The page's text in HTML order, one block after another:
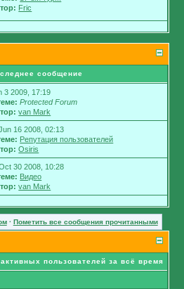
Fric
сообщение
3 2009, 17:19
Protected Forum
van Mark
16 2008, 02:13
Репутация пользователей
Osiris
30 2008, 10:28
Видео
van Mark
· Пометить все сообщения прочитанными
пользователей за всё время